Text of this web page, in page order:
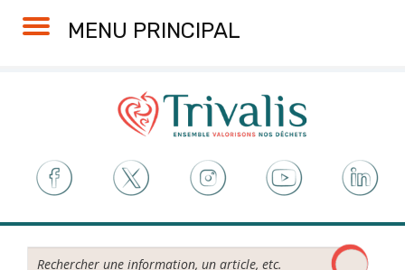
MENU PRINCIPAL
Rechercher...